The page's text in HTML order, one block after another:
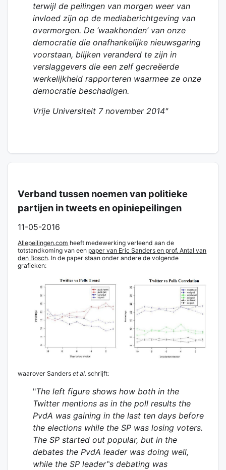
terwijl de peilingen van morgen weer van
invloed zijn op de mediaberichtgeving van
overmorgen. De ‘waakhonden’ van onze
democratie die onafhankelijke nieuwsgaring
voorstaan, blijken veranderd te zijn in
verslaggevers die een zelf gecreëerde
werkelijkheid rapporteren waarmee ze onze
democratie beschadigen.
Vrije Universiteit 7 november 2014"
Verband tussen noemen van politieke
partijen in tweets en opiniepeilingen
11-05-2016
Allepeilingen.com heeft medewerking verleend aan de
totstandkoming van een paper van Eric Sanders en prof. Antal van
den Bosch. In de paper staan onder andere de volgende
grafieken:
waarover Sanderset al. schrijft:
"The left figure shows how both in the
Twitter mentions as in the poll results the
PvdA was gaining in the last ten days before
the elections while the SP was losing voters.
The SP started out popular, but in the
debates the PvdA leader was doing well,
while the SP leader‟s debating was